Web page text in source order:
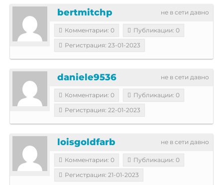
не в сети давно
bertmitchp
Комментарии: 0
Публикации: 0
Регистрация: 23-01-2023
не в сети давно
daniele9536
Комментарии: 0
Публикации: 0
Регистрация: 22-01-2023
не в сети давно
loisgoldfarb
Комментарии: 0
Публикации: 0
Регистрация: 21-01-2023